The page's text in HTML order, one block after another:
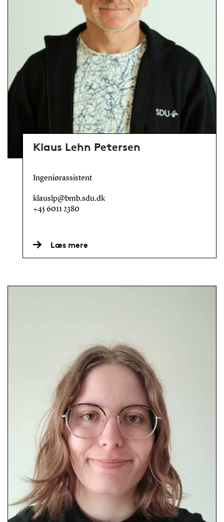
Klaus Lehn Petersen
Ingeniørassistent
klauslp@bmb.sdu.dk
+45 6011 2380
Læs mere